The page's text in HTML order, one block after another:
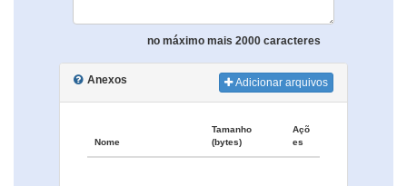
no máximo mais 2000 caracteres
Anexos Adicionar arquivos
Nome
Tamanho
(bytes)
Açõ
es